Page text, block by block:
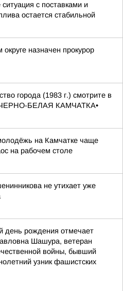
с поставками и
остается стабильной
округе назначен прокурор
города (1983 г.) смотрите в
БЕЛАЯ КАМЧАТКА•
на Камчатке чаще
на рабочем столе
не утихает уже
день рождения отмечает
Шашура, ветеран
войны, бывший
узник фашистских